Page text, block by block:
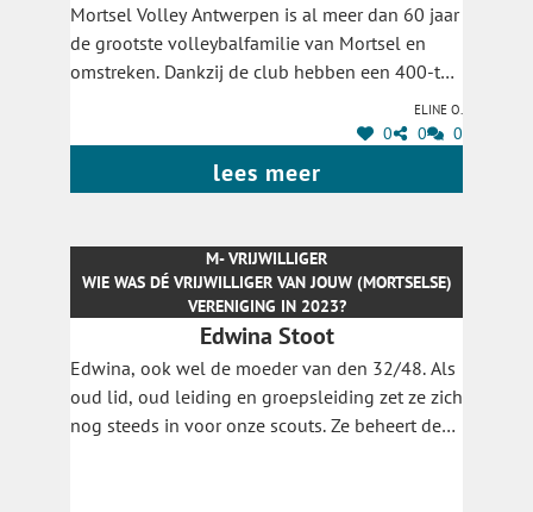
Mortsel Volley Antwerpen is al meer dan 60 jaar
de grootste volleybalfamilie van Mortsel en
omstreken. Dankzij de club hebben een 400-tal
leden wekelijks een uitlaatklep en een dichte
vriendengroep waarop ze kunnen terugvallen.
Mortsel Volley Antwerpen zetten zich elke dag
favoriete sport kunnen uitoefenen.
GA NAAR HET STEMFORMULIER
Eline O.
0 0 0
lees meer
M- VRIJWILLIGER
WIE WAS DÉ VRIJWILLIGER VAN JOUW (MORTSELSE)
VERENIGING IN 2023?
Edwina Stoot
Edwina, ook wel de moeder van den 32/48. Als
oud lid, oud leiding en groepsleiding zet ze zich
nog steeds in voor onze scouts. Ze beheert de